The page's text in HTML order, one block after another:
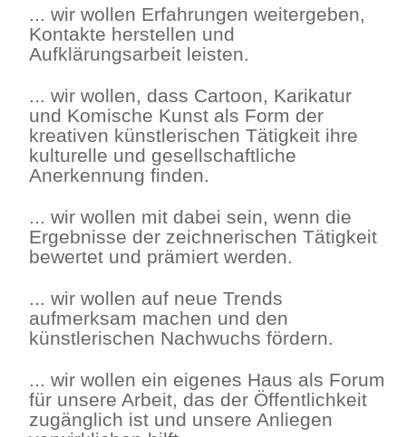
... wir wollen Erfahrungen weitergeben,
Kontakte herstellen und
Aufklärungsarbeit leisten.
... wir wollen, dass Cartoon, Karikatur
und Komische Kunst als Form der
kreativen künstlerischen Tätigkeit ihre
kulturelle und gesellschaftliche
Anerkennung finden.
... wir wollen mit dabei sein, wenn die
Ergebnisse der zeichnerischen Tätigkeit
bewertet und prämiert werden.
... wir wollen auf neue Trends
aufmerksam machen und den
künstlerischen Nachwuchs fördern.
... wir wollen ein eigenes Haus als Forum
für unsere Arbeit, das der Öffentlichkeit
zugänglich ist und unsere Anliegen